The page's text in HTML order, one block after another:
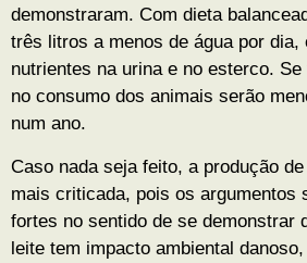
demonstraram. Com dieta
três litros a menos de água por dia,
nutrientes na urina e no esterco.
no consumo dos animais serão
num ano.
Caso nada seja feito, a produção
mais criticada, pois os argumentos
fortes no sentido de se demonstrar
leite tem impacto ambiental